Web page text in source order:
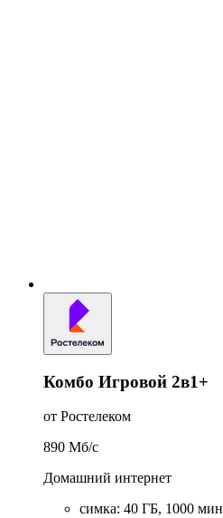
Комбо Игровой 2в1+
от Ростелеком
890 Мб/c
Домашний интернет
симка: 40 ГБ, 1000 мин